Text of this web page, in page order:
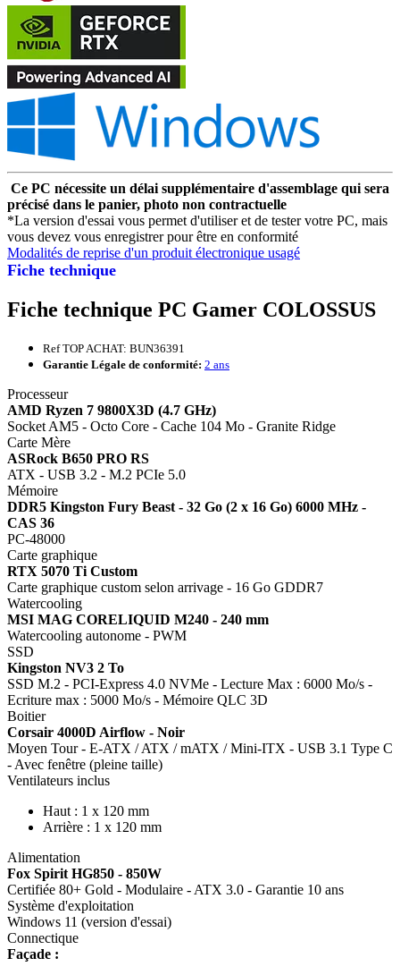
Fiche technique
Ce PC nécessite un délai supplémentaire d'assemblage qui sera
précisé dans le panier, photo non contractuelle
*La version d'essai vous permet d'utiliser et de tester votre PC, mais
vous devez vous enregistrer pour être en conformité
Modalités de reprise d'un produit électronique usagé
Fiche technique PC Gamer COLOSSUS
Ref TOP ACHAT: BUN36391
Garantie Légale de conformité: 2 ans
Processeur
AMD Ryzen 7 9800X3D (4.7 GHz)
Socket AM5 - Octo Core - Cache 104 Mo - Granite Ridge
Carte Mère
ASRock B650 PRO RS
ATX - USB 3.2 - M.2 PCIe 5.0
Mémoire
DDR5 Kingston Fury Beast - 32 Go (2 x 16 Go) 6000 MHz -
CAS 36
PC-48000
Carte graphique
RTX 5070 Ti Custom
Carte graphique custom selon arrivage - 16 Go GDDR7
Watercooling
MSI MAG CORELIQUID M240 - 240 mm
Watercooling autonome - PWM
SSD
Kingston NV3 2 To
SSD M.2 - PCI-Express 4.0 NVMe - Lecture Max : 6000 Mo/s -
Ecriture max : 5000 Mo/s - Mémoire QLC 3D
Boitier
Corsair 4000D Airflow - Noir
Moyen Tour - E-ATX / ATX / mATX / Mini-ITX - USB 3.1 Type C
- Avec fenêtre (pleine taille)
Ventilateurs inclus
Haut : 1 x 120 mm
Arrière : 1 x 120 mm
Alimentation
Fox Spirit HG850 - 850W
Certifiée 80+ Gold - Modulaire - ATX 3.0 - Garantie 10 ans
Système d'exploitation
Windows 11 (version d'essai)
Connectique
Façade :